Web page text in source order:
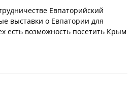
Евпаторийский
выставки о Евпатории для
есть возможность посетить Крым